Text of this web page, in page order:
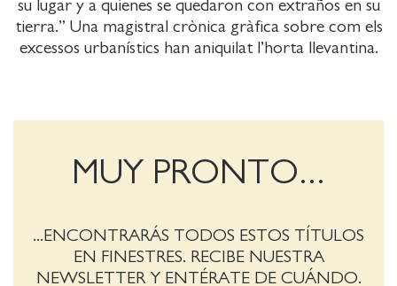
su lugar y a quienes se quedaron con extraños en su
tierra.” Una magistral crònica gràfica sobre com els
excessos urbanístics han aniquilat l’horta llevantina.
MUY PRONTO...
...ENCONTRARÁS TODOS ESTOS TÍTULOS
EN FINESTRES. RECIBE NUESTRA
NEWSLETTER Y ENTÉRATE DE CUÁNDO.